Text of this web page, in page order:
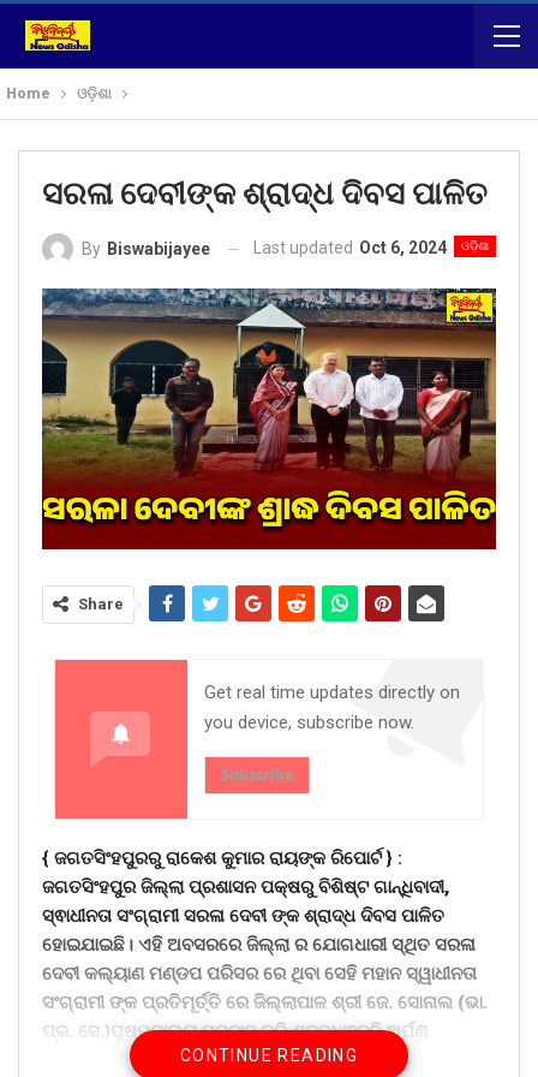
Home ଓଡ଼ିଶା
ସରଳା ଦେବୀଙ୍କ ଶ୍ରାଦ୍ଧ ଦିବସ ପାଳିତ
ଓଡ଼ିଶା
By Biswabijayee Last updated Oct 6, 2024
Share
Get real time updates directly on
you device, subscribe now.
Subscribe
{ ଜଗତସିଂହପୁରରୁ ରାକେଶ କୁମାର ରାୟଙ୍କ ରିପୋର୍ଟ } :
ଜଗତସିଂହପୁର ଜିଲ୍ଲା ପ୍ରଶାସନ ପକ୍ଷରୁ ବିଶିଷ୍ଟ ଗାନ୍ଧିବାଦୀ,
ସ୍ଵାଧୀନତା ସଂଗ୍ରାମୀ ସରଳା ଦେବୀ ଙ୍କ ଶ୍ରାଦ୍ଧ ଦିବସ ପାଳିତ
ହୋଇଯାଇଛି। ଏହି ଅବସରରେ ଜିଲ୍ଲା ର ଯୋଗଧାରୀ ସ୍ଥିତ ସରଳା
ଦେବୀ କଲ୍ୟାଣ ମଣ୍ଡପ ପରିସର ରେ ଥିବା ସେହି ମହାନ ସ୍ୱାଧୀନତା
ସଂଗ୍ରାମୀ ଙ୍କ ପ୍ରତିମୂର୍ତ୍ତି ରେ ଜିଲ୍ଲାପାଳ ଶ୍ରୀ ଜେ. ସୋନାଲ (ଭା.
ପ୍ର. ସେ.)ପୁଷ୍ପମାଲ୍ୟ ପ୍ରଦାନ କରି ଶ୍ରଦ୍ଧାଞ୍ଜଳି ଅର୍ପଣ
କରିଥିଲେ। ମା ସରଳା ଦେବୀ ୧୯୦୪ ମସିହା ଅଗଷ୍ଟ ମାସ ୯ତାରିଖ ରେ
CONTINUE READING